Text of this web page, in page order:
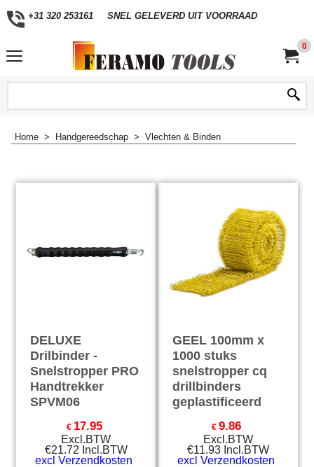
+31 320 253161 SNEL GELEVERD UIT VOORRAAD
0
Home > Handgereedschap > Vlechten & Binden
DELUXE
Drilbinder -
Snelstropper PRO
Handtrekker
SPVM06
€ 17.95
Excl.BTW
€21.72 Incl.BTW
excl Verzendkosten
GEEL 100mm x
1000 stuks
snelstropper cq
drillbinders
geplastificeerd
€ 9.86
Excl.BTW
€11.93 Incl.BTW
excl Verzendkosten